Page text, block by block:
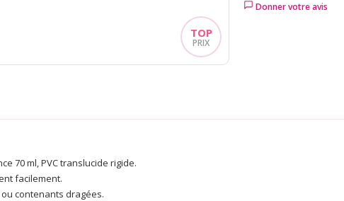
Donner votre avis
70 ml, PVC translucide rigide.
facilement.
contenants dragées.